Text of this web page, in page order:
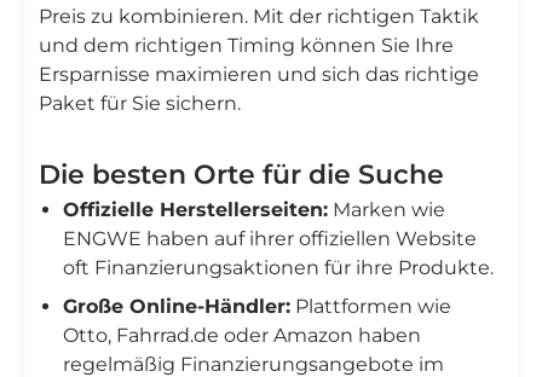
Preis zu kombinieren. Mit der richtigen Taktik
und dem richtigen Timing können Sie Ihre
Ersparnisse maximieren und sich das richtige
Paket für Sie sichern.
Die besten Orte für die Suche
Offizielle Herstellerseiten: Marken wie
ENGWE haben auf ihrer offiziellen Website
oft Finanzierungsaktionen für ihre Produkte.
Große Online-Händler: Plattformen wie
Otto, Fahrrad.de oder Amazon haben
regelmäßig Finanzierungsangebote im